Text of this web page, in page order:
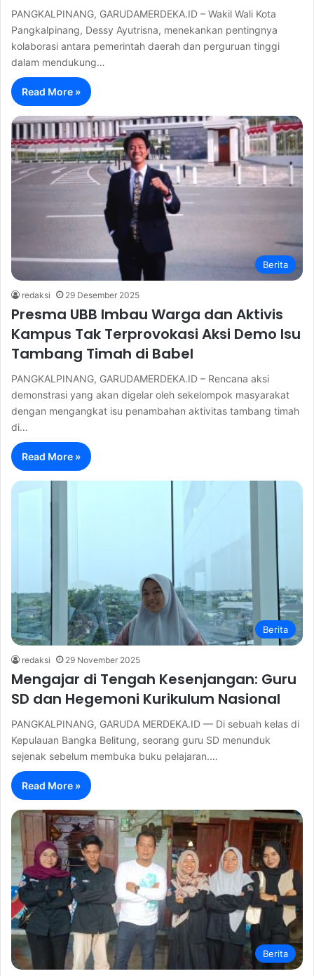
PANGKALPINANG, GARUDAMERDEKA.ID – Wakil Wali Kota
Pangkalpinang, Dessy Ayutrisna, menekankan pentingnya
kolaborasi antara pemerintah daerah dan perguruan tinggi
dalam mendukung…
Read More »
Berita
redaksi 29 Desember 2025
Presma UBB Imbau Warga dan Aktivis
Kampus Tak Terprovokasi Aksi Demo Isu
Tambang Timah di Babel
PANGKALPINANG, GARUDAMERDEKA.ID – Rencana aksi
demonstrasi yang akan digelar oleh sekelompok masyarakat
dengan mengangkat isu penambahan aktivitas tambang timah
di…
Read More »
Berita
redaksi 29 November 2025
Mengajar di Tengah Kesenjangan: Guru
SD dan Hegemoni Kurikulum Nasional
PANGKALPINANG, GARUDA MERDEKA.ID — Di sebuah kelas di
Kepulauan Bangka Belitung, seorang guru SD menunduk
sejenak sebelum membuka buku pelajaran.…
Read More »
Berita